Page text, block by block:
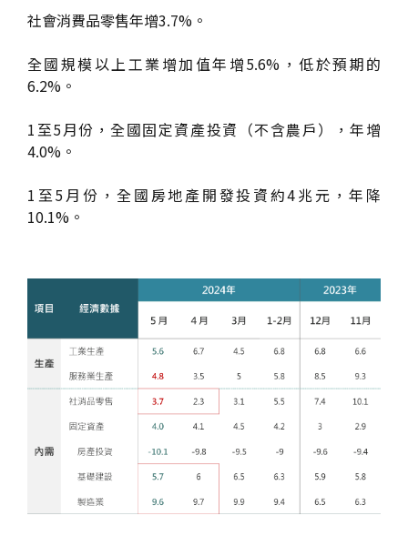
社會消費品零售年增3.7%。
全國規模以上工業增加值年增5.6%，低於預期的
6.2%。
1至5月份，全國固定資產投資（不含農戶），年增
4.0%。
1至5月份，全國房地產開發投資約4兆元，年降
10.1%。